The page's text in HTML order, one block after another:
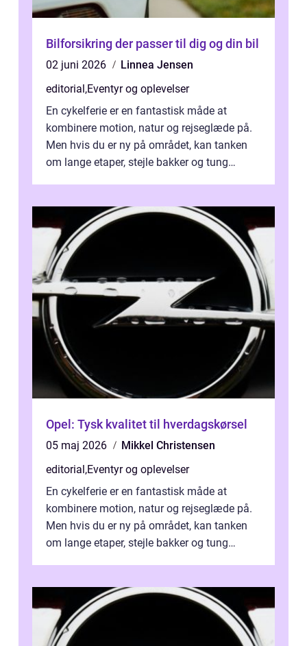
Bilforsikring der passer til dig og din bil
02 juni 2026
Linnea Jensen
editorial,Eventyr og oplevelser
En cykelferie er en fantastisk måde at
kombinere motion, natur og rejseglæde på.
Men hvis du er ny på området, kan tanken
om lange etaper, stejle bakker og tung
Opel: Tysk kvalitet til hverdagskørsel
05 maj 2026
Mikkel Christensen
editorial,Eventyr og oplevelser
En cykelferie er en fantastisk måde at
kombinere motion, natur og rejseglæde på.
Men hvis du er ny på området, kan tanken
om lange etaper, stejle bakker og tung